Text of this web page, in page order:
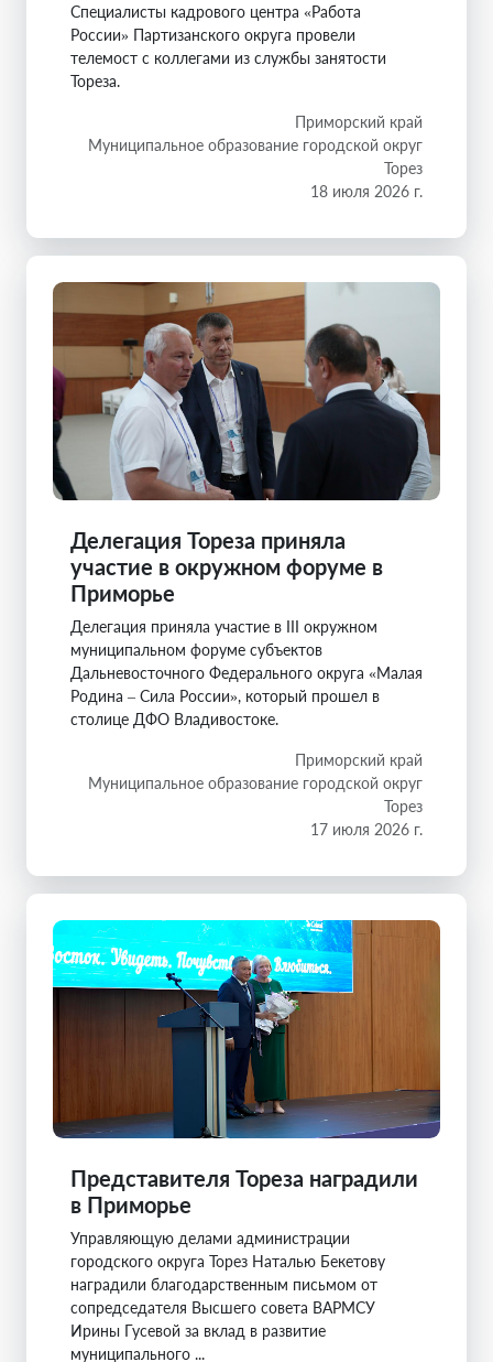
Специалисты кадрового центра «Работа
России» Партизанского округа провели
телемост с коллегами из службы занятости
Тореза.
Приморский край
Муниципальное образование городской округ
Торез
18 июля 2026 г.
Делегация Тореза приняла
участие в окружном форуме в
Приморье
Делегация приняла участие в III окружном
муниципальном форуме субъектов
Дальневосточного Федерального округа «Малая
Родина – Сила России», который прошел в
столице ДФО Владивостоке.
Приморский край
Муниципальное образование городской округ
Торез
17 июля 2026 г.
Представителя Тореза наградили
в Приморье
Управляющую делами администрации
городского округа Торез Наталью Бекетову
наградили благодарственным письмом от
сопредседателя Высшего совета ВАРМСУ
Ирины Гусевой за вклад в развитие
муниципального ...